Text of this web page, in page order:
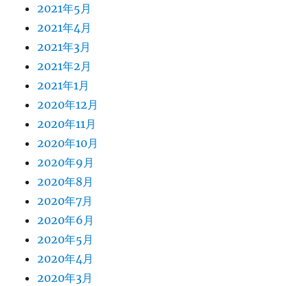
2021年5月
2021年4月
2021年3月
2021年2月
2021年1月
2020年12月
2020年11月
2020年10月
2020年9月
2020年8月
2020年7月
2020年6月
2020年5月
2020年4月
2020年3月